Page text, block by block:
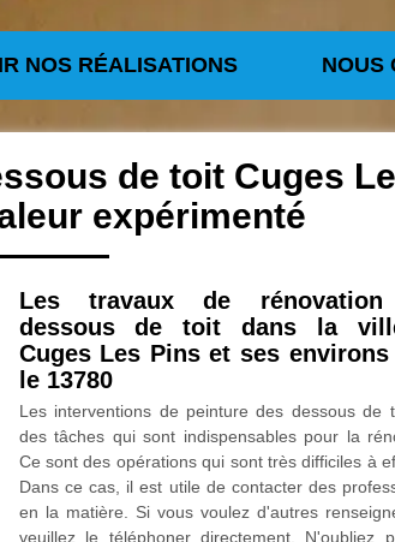
NOS RÉALISATIONS NOUS
de toit Cuges
expérimenté
Les travaux de
dessous de toit dans la
Cuges Les Pins et ses environs
le 13780
Les interventions de peinture des dessous de
des tâches qui sont indispensables pour la
Ce sont des opérations qui sont très difficiles à
Dans ce cas, il est utile de contacter des
en la matière. Si vous voulez d'autres
veuillez le téléphoner directement. N'oubliez